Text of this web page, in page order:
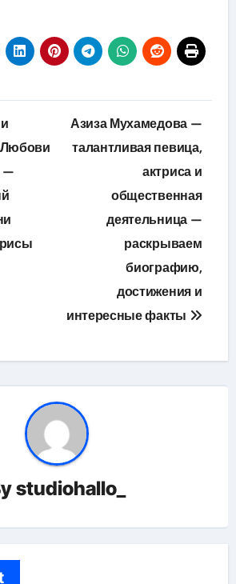
Любови
—
Азиза Мухамедова —
талантливая певица,
актриса и
общественная
деятельница —
раскрываем
биографию,
достижения и
интересные факты
studiohallo_